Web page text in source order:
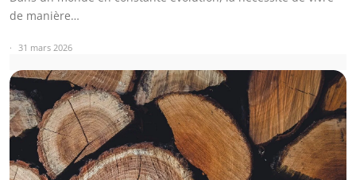
de manière…
31 mars 2026